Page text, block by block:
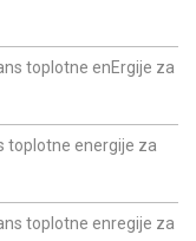
toplotne enErgije za
toplotne energije za
toplotne enregije za